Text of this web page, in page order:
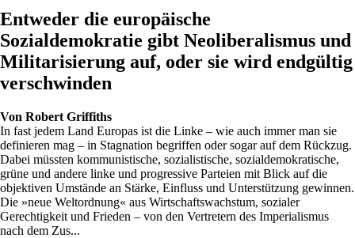
Entweder die europäische
Sozialdemokratie gibt Neoliberalismus und
Militarisierung auf, oder sie wird endgültig
verschwinden
Von Robert Griffiths
In fast jedem Land Europas ist die Linke – wie auch immer man sie
definieren mag – in Stagnation begriffen oder sogar auf dem Rückzug.
Dabei müssten kommunistische, sozialistische, sozialdemokratische,
grüne und andere linke und progressive Parteien mit Blick auf die
objektiven Umstände an Stärke, Einfluss und Unterstützung gewinnen.
Die »neue Weltordnung« aus Wirtschaftswachstum, sozialer
Gerechtigkeit und Frieden – von den Vertretern des Imperialismus
nach dem Zus...